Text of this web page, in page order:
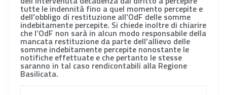
tutte le indennità fino a quel momento percepite e
dell’obbligo di restituzione all’OdF delle somme
indebitamente percepite. Si chiede inoltre di chiarire
che l’OdF non sarà in alcun modo responsabile della
mancata restituzione da parte dell’allievo delle
somme indebitamente percepite nonostante le
notifiche effettuate e che pertanto le stesse
saranno in tal caso rendicontabili alla Regione
Basilicata.